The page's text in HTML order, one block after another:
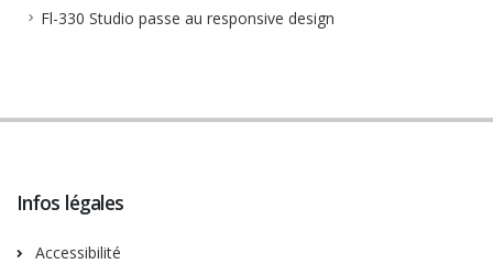
Fl-330 Studio passe au responsive design
Infos légales
Accessibilité